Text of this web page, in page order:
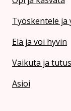
Työskentele ja
Elä ja voi hyvin
Vaikuta ja
Asioi